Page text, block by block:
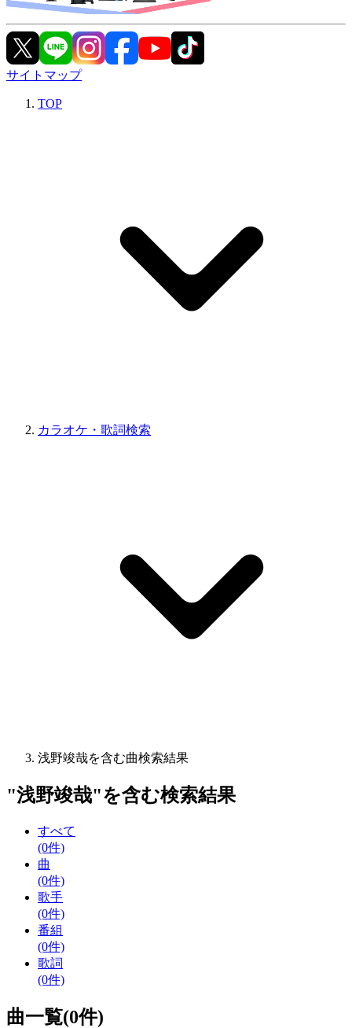
サイトマップ
TOP
カラオケ・歌詞検索
浅野竣哉を含む曲検索結果
"浅野竣哉"を含む検索結果
すべて
(0件)
曲
(0件)
歌手
(0件)
番組
(0件)
歌詞
(0件)
曲一覧(0件)